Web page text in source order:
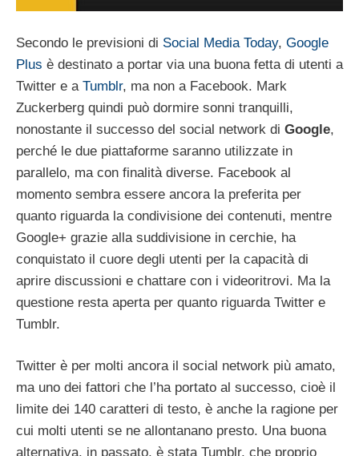
Secondo le previsioni di Social Media Today, Google
Plus è destinato a portar via una buona fetta di utenti a
Twitter e a Tumblr, ma non a Facebook. Mark
Zuckerberg quindi può dormire sonni tranquilli,
nonostante il successo del social network di Google,
perché le due piattaforme saranno utilizzate in
parallelo, ma con finalità diverse. Facebook al
momento sembra essere ancora la preferita per
quanto riguarda la condivisione dei contenuti, mentre
Google+ grazie alla suddivisione in cerchie, ha
conquistato il cuore degli utenti per la capacità di
aprire discussioni e chattare con i videoritrovi. Ma la
questione resta aperta per quanto riguarda Twitter e
Tumblr.
Twitter è per molti ancora il social network più amato,
ma uno dei fattori che l’ha portato al successo, cioè il
limite dei 140 caratteri di testo, è anche la ragione per
cui molti utenti se ne allontanano presto. Una buona
alternativa, in passato, è stata Tumblr, che proprio